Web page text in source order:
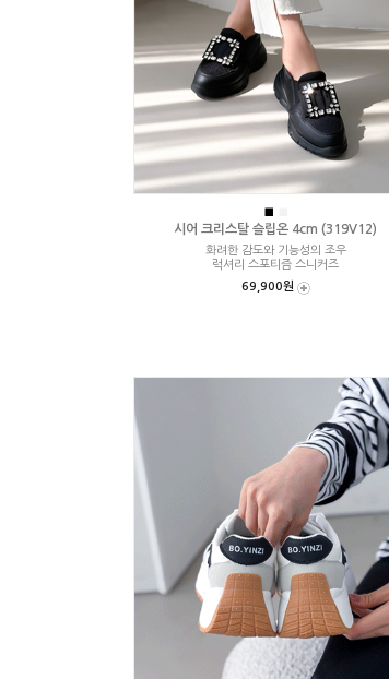
■
시어 크리스탈 슬립온 4cm (319V12)
화려한 감도와 기능성의 조우
럭셔리 스포티즘 스니커즈
69,900원